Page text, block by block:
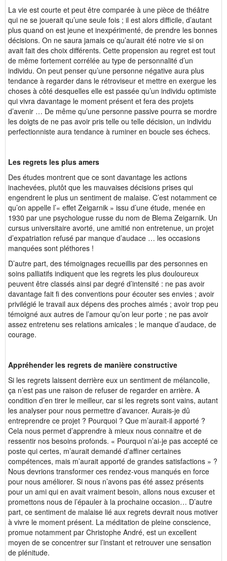
La vie est courte et peut être comparée à une pièce de théâtre
qui ne se jouerait qu’une seule fois ; il est alors difficile, d’autant
plus quand on est jeune et inexpérimenté, de prendre les bonnes
décisions. On ne saura jamais ce qu’aurait été notre vie si on
avait fait des choix différents. Cette propension au regret est tout
de même fortement corrélée au type de personnalité d’un
individu. On peut penser qu’une personne négative aura plus
tendance à regarder dans le rétroviseur et mettre en exergue les
choses à côté desquelles elle est passée qu’un individu optimiste
qui vivra davantage le moment présent et fera des projets
d’avenir … De même qu’une personne passive pourra se mordre
les doigts de ne pas avoir pris telle ou telle décision, un individu
perfectionniste aura tendance à ruminer en boucle ses échecs.
Les regrets les plus amers
Des études montrent que ce sont davantage les actions
inachevées, plutôt que les mauvaises décisions prises qui
engendrent le plus un sentiment de malaise. C’est notamment ce
qu’on appelle l’« effet Zeigarnik » issu d’une étude, menée en
1930 par une psychologue russe du nom de Blema Zeigarnik. Un
cursus universitaire avorté, une amitié non entretenue, un projet
d’expatriation refusé par manque d’audace … les occasions
manquées sont pléthores !
D’autre part, des témoignages recueillis par des personnes en
soins palliatifs indiquent que les regrets les plus douloureux
peuvent être classés ainsi par degré d’intensité : ne pas avoir
davantage fait fi des conventions pour écouter ses envies ; avoir
privilégié le travail aux dépens des proches aimés ; avoir trop peu
témoigné aux autres de l’amour qu’on leur porte ; ne pas avoir
assez entretenu ses relations amicales ; le manque d’audace, de
courage.
Appréhender les regrets de manière constructive
Si les regrets laissent derrière eux un sentiment de mélancolie,
ça n’est pas une raison de refuser de regarder en arrière. A
condition d’en tirer le meilleur, car si les regrets sont vains, autant
les analyser pour nous permettre d’avancer. Aurais-je dû
entreprendre ce projet ? Pourquoi ? Que m’aurait-il apporté ?
Cela nous permet d’apprendre à mieux nous connaitre et de
ressentir nos besoins profonds. « Pourquoi n’ai-je pas accepté ce
poste qui certes, m’aurait demandé d’affiner certaines
compétences, mais m’aurait apporté de grandes satisfactions » ?
Nous devrions transformer ces rendez-vous manqués en force
pour nous améliorer. Si nous n’avons pas été assez présents
pour un ami qui en avait vraiment besoin, allons nous excuser et
promettons nous de l’épauler à la prochaine occasion… D’autre
part, ce sentiment de malaise lié aux regrets devrait nous motiver
à vivre le moment présent. La méditation de pleine conscience,
promue notamment par Christophe André, est un excellent
moyen de se concentrer sur l’instant et retrouver une sensation
de plénitude.